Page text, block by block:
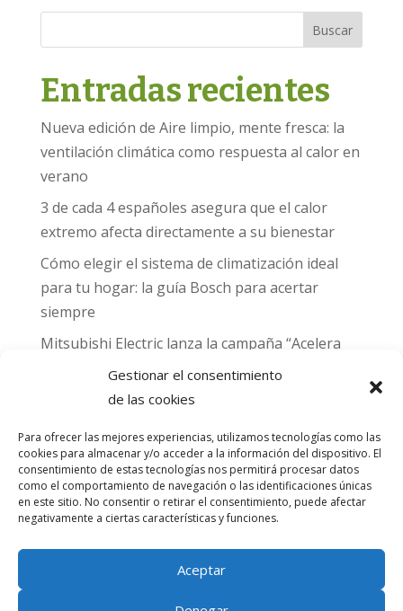
Gestionar el consentimiento
de las cookies
Para ofrecer las mejores experiencias, utilizamos tecnologías como las
cookies para almacenar y/o acceder a la información del dispositivo. El
consentimiento de estas tecnologías nos permitirá procesar datos
como el comportamiento de navegación o las identificaciones únicas
en este sitio. No consentir o retirar el consentimiento, puede afectar
negativamente a ciertas características y funciones.
Aceptar
Buscar
Entradas recientes
Nueva edición de Aire limpio, mente fresca: la
ventilación climática como respuesta al calor en
verano
3 de cada 4 españoles asegura que el calor
extremo afecta directamente a su bienestar
Cómo elegir el sistema de climatización ideal
para tu hogar: la guía Bosch para acertar
siempre
Mitsubishi Electric lanza la campaña “Acelera
hacia MADRID 2026” y premia con entradas
para el Gran Premio de Fórmula 1 de Madrid
sello CO₂ Nulo: confort real, salud y
descarbonización en una sola vivienda
Comentarios
recientes